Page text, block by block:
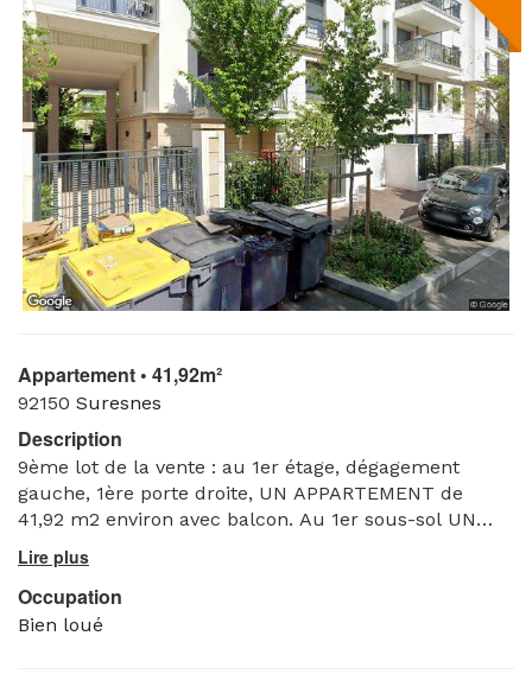
Appartement • 41,92m²
92150 Suresnes
Description
9ème lot de la vente : au 1er étage, dégagement
gauche, 1ère porte droite, UN APPARTEMENT de
41,92 m2 environ avec balcon. Au 1er sous-sol UN
LES BIENS SONT LOUES
Occupation
Bien loué